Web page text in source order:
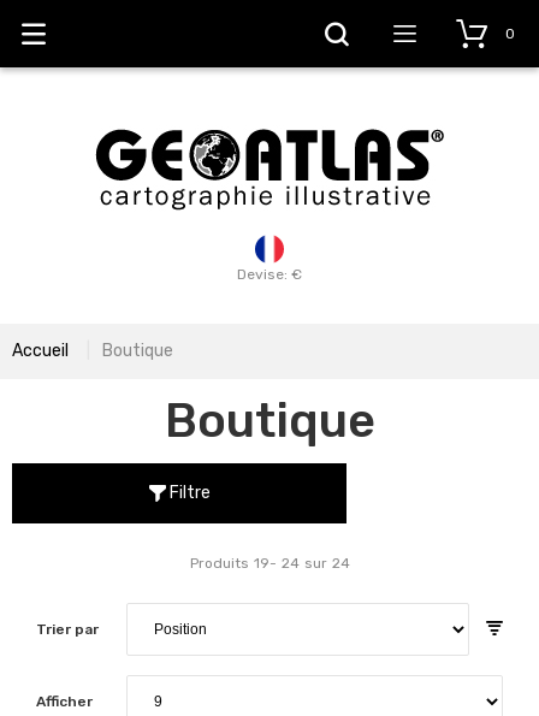
Devise: €
0
Accueil Boutique
Boutique
Filtre
Trier par
Produits 19- 24 sur 24
Afficher